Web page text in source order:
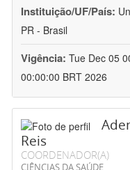
Instituição/UF/País:
PR - Brasil
Vigência: Tue Dec 05
00:00:00 BRT 2026
Reis
COORDENADOR(A)
CIÊNCIAS DA SAÚDE